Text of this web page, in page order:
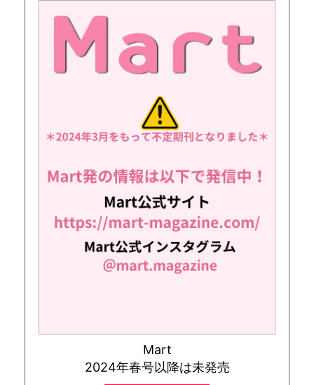
Mart
2024年春号以降は未発売